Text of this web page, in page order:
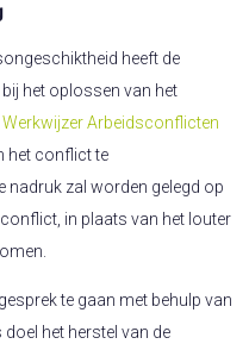
heeft de
het oplossen van het
Werkwijzer Arbeidsconflicten
het conflict te
nadruk zal worden gelegd op
in plaats van het louter
te gaan met behulp van
het herstel van de